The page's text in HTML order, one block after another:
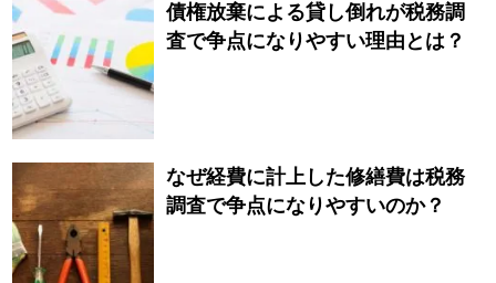
債権放棄による貸し倒れが税務調
査で争点になりやすい理由とは？
なぜ経費に計上した修繕費は税務
調査で争点になりやすいのか？